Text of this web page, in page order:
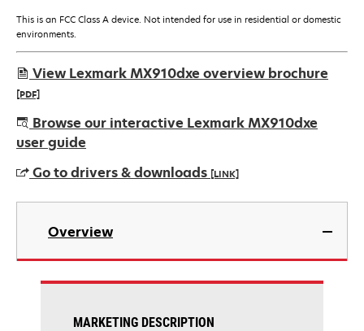
This is an FCC Class A device. Not intended for use in residential or domestic
environments.
View Lexmark MX910dxe overview brochure
[PDF]
opens
in
new
tab
Browse our interactive Lexmark MX910dxe
user guide
Go to drivers & downloads [LINK]
opens
new
Overview
MARKETING DESCRIPTION